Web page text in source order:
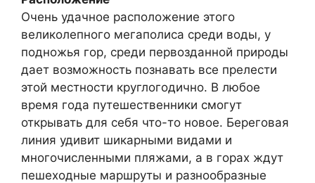
Очень удачное расположение этого
великолепного мегаполиса среди воды, у
подножья гор, среди первозданной природы
дает возможность познавать все прелести
этой местности круглогодично. В любое
время года путешественники смогут
открывать для себя что-то новое. Береговая
линия удивит шикарными видами и
многочисленными пляжами, а в горах ждут
пешеходные маршруты и разнообразные